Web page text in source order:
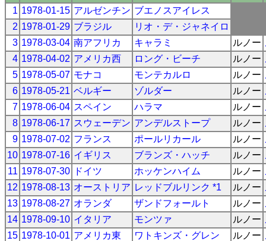
1 1978-01-15 アルゼンチン ブエノスアイレス
2 1978-01-29 ブラジル
リオ・デ・ジャネイロ
3 1978-03-04 南アフリカ キャラミ ルノー
4 1978-04-02 アメリカ西 ロング・ビーチ ルノー
5 1978-05-07 モナコ モンテカルロ ルノー
6 1978-05-21 ベルギー ゾルダー ルノー
7 1978-06-04 スペイン ハラマ ルノー
8 1978-06-17 スウェーデン アンデルストープ ルノー
9 1978-07-02 フランス ポールリカール ルノー
10 1978-07-16 イギリス ブランズ・ハッチ ルノー
11 1978-07-30 ドイツ ホッケンハイム ルノー
12 1978-08-13 オーストリア レッドブルリンク *1 ルノー
13 1978-08-27 オランダ ザンドフォールト ルノー
14 1978-09-10 イタリア モンツァ ルノー
15 1978-10-01 アメリカ東 ワトキンズ・グレン ルノー